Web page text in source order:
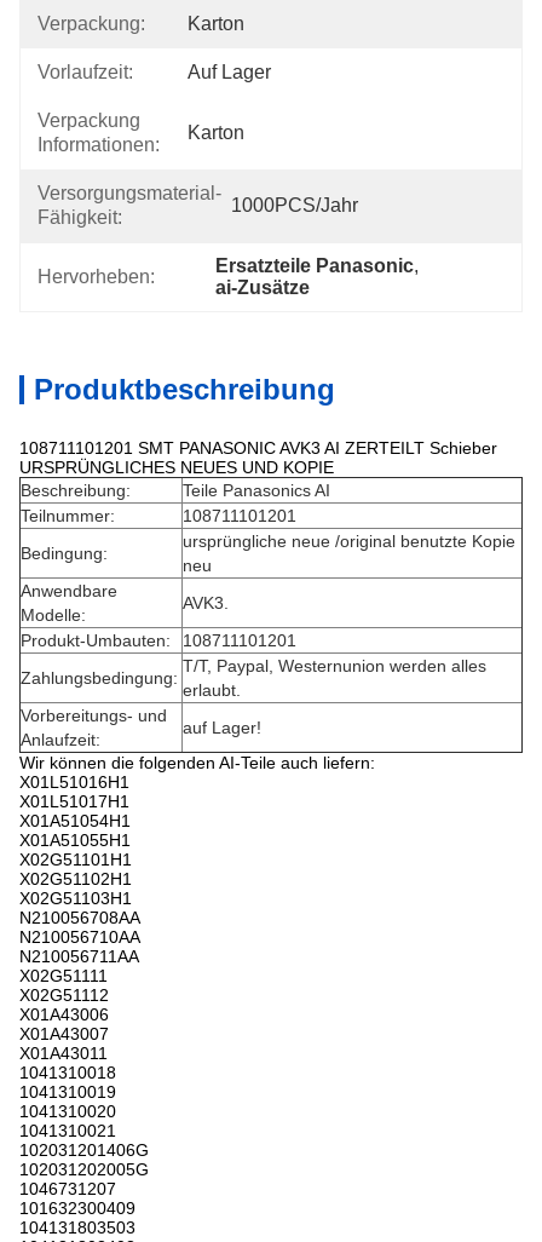
Verpackung: Karton
Vorlaufzeit: Auf Lager
Verpackung
Informationen:
Karton
Versorgungsmaterial-
Fähigkeit:
1000PCS/Jahr
Hervorheben:
Ersatzteile Panasonic,
ai-Zusätze
Produktbeschreibung
108711101201 SMT PANASONIC AVK3 AI ZERTEILT Schieber
URSPRÜNGLICHES NEUES UND KOPIE
Beschreibung:
Teile Panasonics AI
Teilnummer:
108711101201
Bedingung:
ursprüngliche neue /original benutzte Kopie
neu
Anwendbare
Modelle:
AVK3.
Produkt-Umbauten:
108711101201
Zahlungsbedingung:
T/T, Paypal, Westernunion werden alles
erlaubt.
Vorbereitungs- und
Anlaufzeit:
auf Lager!
Wir können die folgenden AI-Teile auch liefern:
X01L51016H1
X01L51017H1
X01A51054H1
X01A51055H1
X02G51101H1
X02G51102H1
X02G51103H1
N210056708AA
N210056710AA
N210056711AA
X02G51111
X02G51112
X01A43006
X01A43007
X01A43011
1041310018
1041310019
1041310020
1041310021
102031201406G
102031202005G
1046731207
101632300409
104131803503